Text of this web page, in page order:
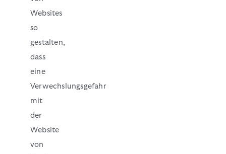
Websites
so
gestalten,
dass
eine
Verwechslungsgefahr
mit
der
Website
von